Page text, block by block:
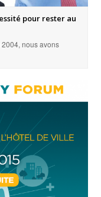
pour rester au
nous avons